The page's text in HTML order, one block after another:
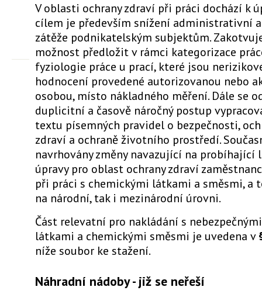
V oblasti ochrany zdraví při práci dochází k
cílem je především snížení administrativní
zátěže podnikatelským subjektům.
možnost předložit v rámci kategorizace
fyziologie práce u prací, které jsou
hodnocení provedené autorizovanou nebo
osobou, místo nákladného měření. Dále se
duplicitní a časově náročný postup
textu písemných pravidel o bezpečnosti,
zdraví a ochraně životního prostředí.
navrhovány změny navazující na
úpravy pro oblast ochrany zdraví
při práci s chemickými látkami a směsmi, a
na národní, tak i mezinárodní úrovni.
Část relevatní pro nakládání s
látkami a chemickými směsmi je uvedena v
níže soubor ke stažení.
Náhradní nádoby - již se neřeší